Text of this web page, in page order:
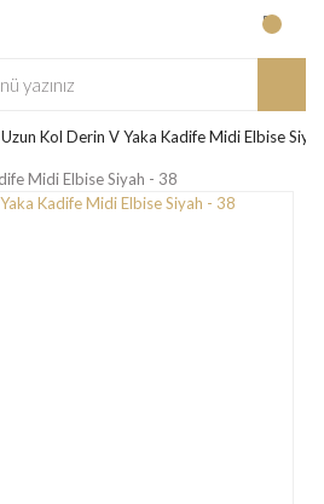
Uzun Kol Derin V Yaka Kadife Midi Elbise